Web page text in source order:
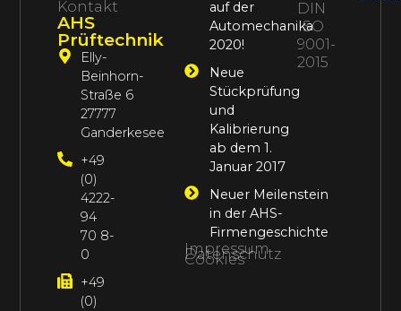
auf der
Automechanika
2020!
Neue
Stückprüfung
und
Kalibrierung
ab dem 1.
Januar 2017
Neuer Meilenstein
in der AHS-
Firmengeschichte
Impressum
Datenschutz
Cookies
Kontakt
AHS
Prüftechnik
Elly-
Beinhorn-
Straße 6
27777
Ganderkesee
+49
(0)
4222-
94
70 8-
0
+49
(0)
DIN
ISO
9001-
2015